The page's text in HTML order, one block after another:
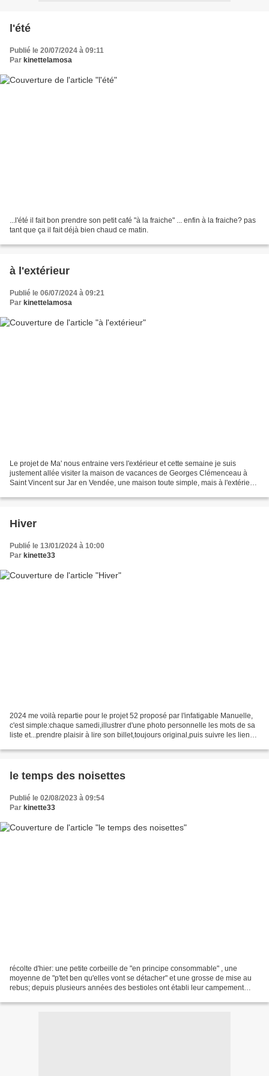
l'été
Publié le 20/07/2024 à 09:11
Par kinettelamosa
...l'été il fait bon prendre son petit café "à la fraiche" ... enfin à la fraiche? pas
tant que ça il fait déjà bien chaud ce matin.
à l'extérieur
Publié le 06/07/2024 à 09:21
Par kinettelamosa
Le projet de Ma' nous entraine vers l'extérieur et cette semaine je suis
justement allée visiter la maison de vacances de Georges Clémenceau à
Saint Vincent sur Jar en Vendée, une maison toute simple, mais à l'extérieur
Hiver
Publié le 13/01/2024 à 10:00
Par kinette33
2024 me voilà repartie pour le projet 52 proposé par l'infatigable Manuelle,
c'est simple:chaque samedi,illustrer d'une photo personnelle les mots de sa
liste et...prendre plaisir à lire son billet,toujours original,puis suivre les liens
le temps des noisettes
Publié le 02/08/2023 à 09:54
Par kinette33
récolte d'hier: une petite corbeille de "en principe consommable" , une
moyenne de "p'tet ben qu'elles vont se détacher" et une grosse de mise au
rebus; depuis plusieurs années des bestioles ont établi leur campement